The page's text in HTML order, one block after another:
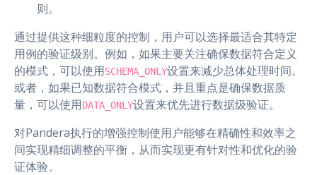
则。
通过提供这种细粒度的控制，用户可以选择最适合其特定
用例的验证级别。例如，如果主要关注确保数据符合定义
的模式，可以使用SCHEMA_ONLY设置来减少总体处理时间。
或者，如果已知数据符合模式，并且重点是确保数据质
量，可以使用DATA_ONLY设置来优先进行数据级验证。
对Pandera执行的增强控制使用户能够在精确性和效率之
间实现精细调整的平衡，从而实现更有针对性和优化的验
证体验。